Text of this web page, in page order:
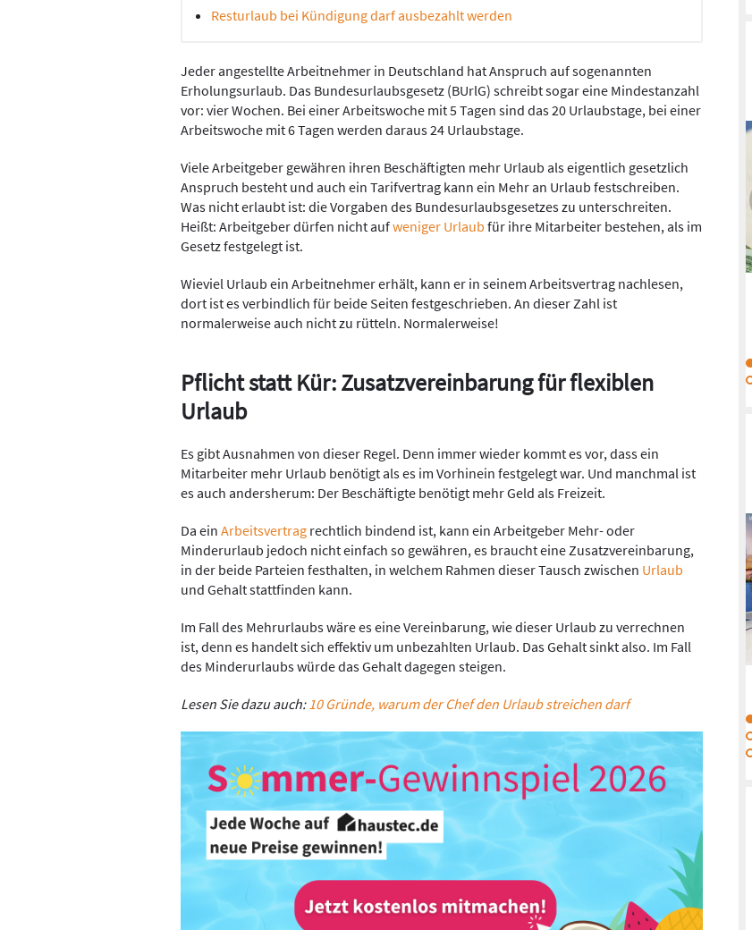
Resturlaub bei Kündigung darf ausbezahlt werden
Jeder angestellte Arbeitnehmer in Deutschland hat Anspruch auf sogenannten
Erholungsurlaub. Das Bundesurlaubsgesetz (BUrlG) schreibt sogar eine Mindestanzahl
vor: vier Wochen. Bei einer Arbeitswoche mit 5 Tagen sind das 20 Urlaubstage, bei einer
Arbeitswoche mit 6 Tagen werden daraus 24 Urlaubstage.
Viele Arbeitgeber gewähren ihren Beschäftigten mehr Urlaub als eigentlich gesetzlich
Anspruch besteht und auch ein Tarifvertrag kann ein Mehr an Urlaub festschreiben.
Was nicht erlaubt ist: die Vorgaben des Bundesurlaubsgesetzes zu unterschreiten.
Heißt: Arbeitgeber dürfen nicht aufweniger Urlaub für ihre Mitarbeiter bestehen, als im
Gesetz festgelegt ist.
Wieviel Urlaub ein Arbeitnehmer erhält, kann er in seinem Arbeitsvertrag nachlesen,
dort ist es verbindlich für beide Seiten festgeschrieben. An dieser Zahl ist
normalerweise auch nicht zu rütteln. Normalerweise!
Pflicht statt Kür: Zusatzvereinbarung für flexiblen
Urlaub
Es gibt Ausnahmen von dieser Regel. Denn immer wieder kommt es vor, dass ein
Mitarbeiter mehr Urlaub benötigt als es im Vorhinein festgelegt war. Und manchmal ist
es auch andersherum: Der Beschäftigte benötigt mehr Geld als Freizeit.
Da ein Arbeitsvertrag rechtlich bindend ist, kann ein Arbeitgeber Mehr- oder
Minderurlaub jedoch nicht einfach so gewähren, es braucht eine Zusatzvereinbarung,
in der beide Parteien festhalten, in welchem Rahmen dieser Tausch zwischen Urlaub
und Gehalt stattfinden kann.
Im Fall des Mehrurlaubs wäre es eine Vereinbarung, wie dieser Urlaub zu verrechnen
ist, denn es handelt sich effektiv um unbezahlten Urlaub. Das Gehalt sinkt also. Im Fall
des Minderurlaubs würde das Gehalt dagegen steigen.
Lesen Sie dazu auch: 10 Gründe, warum der Chef den Urlaub streichen darf